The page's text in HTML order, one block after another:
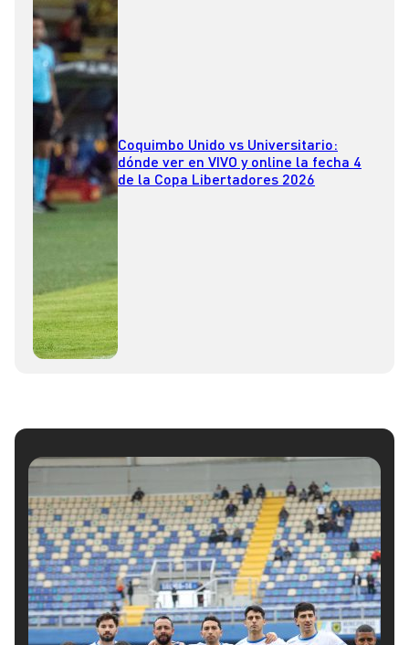
Coquimbo Unido vs Universitario:
dónde ver en VIVO y online la fecha 4
de la Copa Libertadores 2026